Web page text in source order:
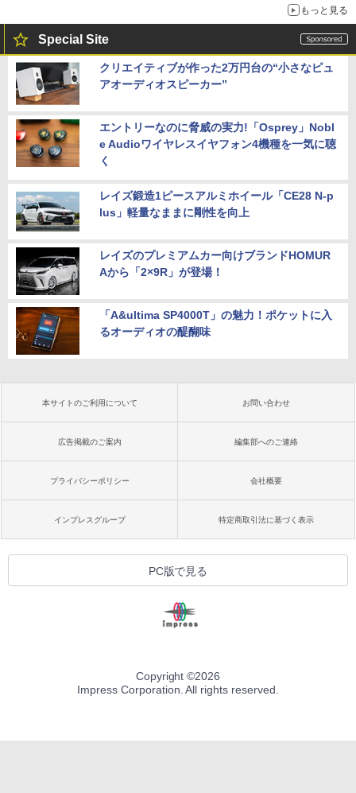
もっと見る
Special Site
クリエイティブが作った2万円台の“小さなピュ
アオーディオスピーカー”
エントリーなのに脅威の実力!「Osprey」Nobl
e Audioワイヤレスイヤフォン4機種を一気に聴
く
レイズ鍛造1ピースアルミホイール「CE28 N-p
lus」軽量なままに剛性を向上
レイズのプレミアムカー向けブランドHOMUR
Aから「2×9R」が登場！
「A&ultima SP4000T」の魅力！ポケットに入
るオーディオの醍醐味
本サイトのご利用について お問い合わせ
広告掲載のご案内 編集部へのご連絡
プライバシーポリシー 会社概要
インプレスグループ 特定商取引法に基づく表示
PC版で見る
Copyright ©2026
Impress Corporation. All rights reserved.